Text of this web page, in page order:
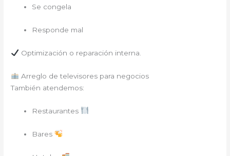
Se congela
Responde mal
Optimización o reparación interna.
Arreglo de televisores para negocios
También atendemos:
Restaurantes
Bares